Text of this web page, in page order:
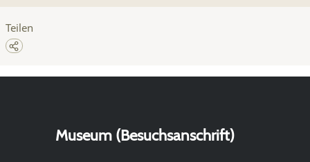
Teilen
Museum (Besuchsanschrift)